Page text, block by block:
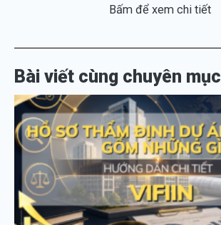
Bấm để xem chi tiết
Bài viết cùng chuyên mục